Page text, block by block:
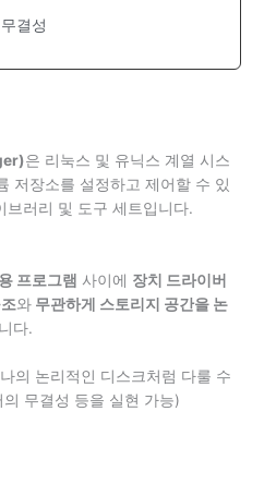
결성
은 리눅스 및 유닉스 계열 시스
저장소를 설정하고 제어할 수 있
브러리 및 도구 세트입니다.
프로그램 사이에 장치 드라이버
와 무관하게 스토리지 공간을 논
다.
의 논리적인 디스크처럼 다룰 수
무결성 등을 실현 가능)